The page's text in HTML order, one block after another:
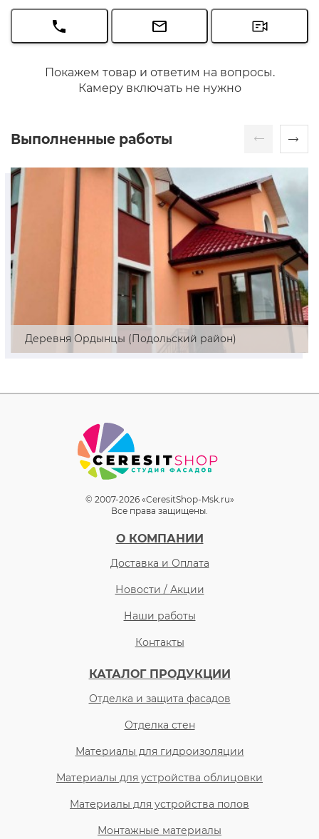
Покажем товар и ответим на вопросы.
Камеру включать не нужно
Выполненные работы
Деревня Ордынцы (Подольский район)
© 2007-2026 «CeresitShop-Msk.ru»
Все права защищены.
О КОМПАНИИ
Доставка и Оплата
Новости / Акции
Наши работы
Контакты
КАТАЛОГ ПРОДУКЦИИ
Отделка и защита фасадов
Отделка стен
Материалы для гидроизоляции
Материалы для устройства облицовки
Материалы для устройства полов
Монтажные материалы